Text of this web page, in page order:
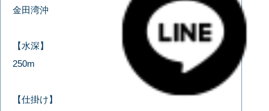
金田湾沖
【水深】
250m
【仕掛け】